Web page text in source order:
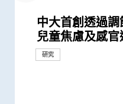
中大首創透過
兒童焦慮及感
研究
中大研究指出過
過敏症風險
研究
中大研究揭示患
生態改變 影響
研究
中大利用腸道微
自閉症有助及早
導臨床研究顯示
中大醫學院大型
囊活菌配方
研究
中大醫學院腸胃
定臨床指引 以
物」篩查大腸癌
中大醫學院研究
望提升新冠疫苗
研究
中大發現新冠患
免疫力的益菌
新冠」症狀 腸
四成港人腸道微
者類似 中大研
方」證有效促進
中大全球首證新
衡狀況 成功研
微生態 有望增強
嬰兒腸道菌群
「三歲定八十」
研究
中大研究揭示嬰
腸道微生態 或
研究
中大醫學院研究
鏈脂肪酸 能提
他病毒感染
中大利用腸道微
研究
中大醫學院兩學
院士 成2024年
有來自香港的學者
中大醫學院進行
推算生殖系統徵
40萬港人
中大「三歲定
懷孕期腸道微生
性腸病風險
中大醫學院獲醫
大型長新冠研究
的長新冠醫療服務
中大揭腸道微
病」致病關鍵
助成立全球數據
中大證新冠嬰
隱形傳播者 成
力為嬰幼兒作糞
中大成立亞洲首
中心」
研究
中大公布世界首
於本世紀發病率
究 發現本港發
中大首創大腸瘜
癌
臨床服務
中大黃秀娟教授
譽「光華工程科
衞生領域唯一香
中大醫學院推出
劃」吸納百位頂
制度優勢 打造
中大于君教授創
囊括頂尖出版社
獎項及榮譽
中大研究揭示未
一人患上炎症性
每年逾四億港元
中大與加拿大
「炎症性腸病」
症性腸病四階段
中大醫學院開創
組數據庫（
生物群研究
陳家亮教授獲
中國工程界最高
生」領域唯一香
中大研究顯示改
眠
研究
黃秀娟教授成為
家獲選「新基石
基石科學實驗室
中大研究發現咽
研究
中大研究證實其
微生態配方
改善患者生活質素
中大醫學院于君
港學府的學者
楊森醫學藥學獎」
中大醫學院研發
效紓緩新冠後遺
國際權威醫學期
中大醫學院成功
升腸道微生物移
治療難辨梭菌感染
中大醫學院黃秀
科學家獲選為新
獎項及榮譽
中大醫學院發現
效的腸道微生物
研究
中大獲李嘉誠
支持醫學院發展
醫學教研
中大醫學院建
推動香港成為大
里程碑
中大發現腸道微
常早期的風險因
和治療柏金遜及
中大醫學院兩學
籍院士
獎項及榮譽
裘槎醫學科學
講： 「眾里尋『
獎項及榮譽
中大醫學院、香
及香港科技園公
2023」打造香
大型臨床研究
(SIM01) 能減新
染風險
中大醫學院就行
發表2022施政
回應
中大獲李嘉誠
支持生物醫學科
捐款
于君教授榮獲中
獎項
獎項及榮譽
中大醫學院全球
微生態」利用腸
診斷及治療「長
中大醫學院就
應
回應
中大港大聯合
菌」可加強新
研究
澄清 -- 中大醫
回應
中大發現自閉症
緩 糞便細菌基
研究
中大醫學院研
「隱形傳播者」
載量及帶活性病
中大賽馬會齊
名市民篩查結果
症篩查」有效
中大成功完成全
械人進行內鏡黏
外科創新技術
中大醫學院為機
便檢測服務 首
標 助揪出感染
中大發現新型冠
仍存留於糞便
士化驗糞便 及
中大醫學院兩
會頒發「裘槎優
獎項及榮譽
「香港中文大學
正式成立 結合
童健康和福祉
陳家亮教授成首
科醫學院國際
獎項及榮譽
中大率先將「文
效法耶魯醫學
能力 裨益臨床
「中大賽馬會
費為萬名市民進
癌症關係
中大研究揭示全
化趨勢
研究
中大研究發現非
的關鍵致癌基因
研究
中大醫學院兩教
化學研究獎」
獎項及榮譽
中大公布全球首
大型分析 揭全
香港逾半人口為
中大夥澳洲專家
獲近年最大研究
生物群之謎
中大公布全球首
腸道出血」的新
增加患嚴重心血
中大全球首項研
群組
研究
中大研究「腸道
梭菌感染 治癒
倍
香港和澳門的炎
亞太區首三位
增加認知
中大四科研項目
校科學研究優秀
冠
中大發現四成冠
癌前期腫瘤
研究
大腸癌將成為
大腸膠囊內視鏡
外科創新技術
中大發現本港三
有大腸癌前期腫
研究
中大發現脂肪肝
高
研究
中大引進雙球
臨床服務